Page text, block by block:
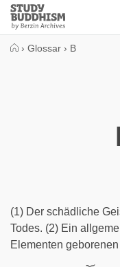
Close
Study
Buddhism
› Glossar › B
(1) Der schädliche
Todes. (2) Ein
Elementen